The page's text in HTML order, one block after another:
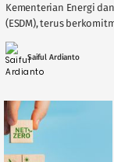
Kementerian Energi
(ESDM), terus
ketenagalistrikan. Pada
energi ....
Saiful Ardianto